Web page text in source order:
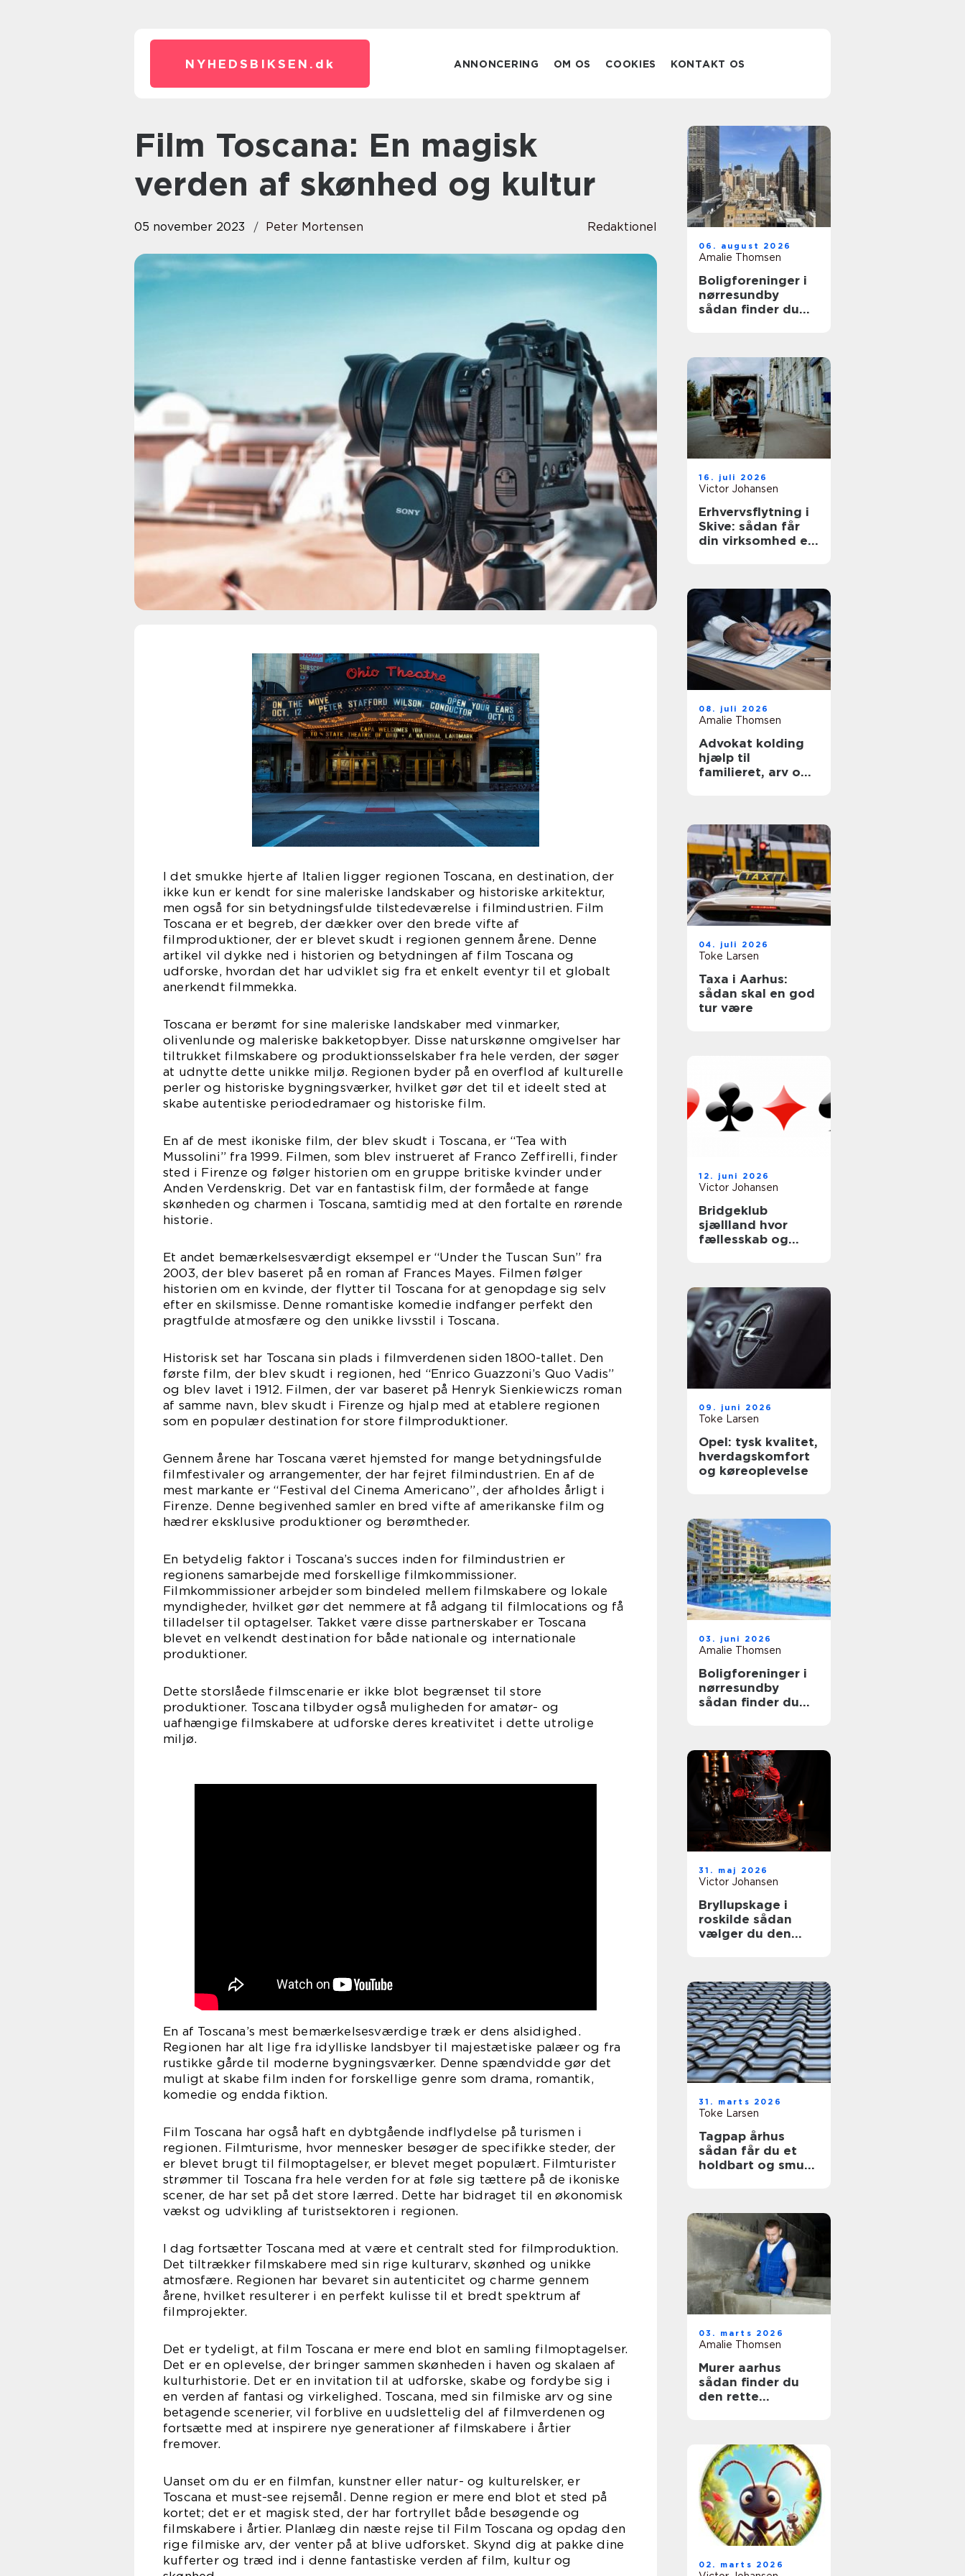
NYHEDSBIKSEN. dk ANNONCERING OM OS COOKIES KONTAKT OS
Film Toscana: En magisk
verden af skønhed og kultur
05 november 2023 Peter Mortensen Redaktionel
I det smukke hjerte af Italien ligger regionen Toscana, en destination, der
ikke kun er kendt for sine maleriske landskaber og historiske arkitektur,
men også for sin betydningsfulde tilstedeværelse i filmindustrien. Film
Toscana er et begreb, der dækker over den brede vifte af
filmproduktioner, der er blevet skudt i regionen gennem årene. Denne
artikel vil dykke ned i historien og betydningen af film Toscana og
udforske, hvordan det har udviklet sig fra et enkelt eventyr til et globalt
anerkendt filmmekka.
Toscana er berømt for sine maleriske landskaber med vinmarker,
olivenlunde og maleriske bakketopbyer. Disse naturskønne omgivelser har
tiltrukket filmskabere og produktionsselskaber fra hele verden, der søger
at udnytte dette unikke miljø. Regionen byder på en overflod af kulturelle
perler og historiske bygningsværker, hvilket gør det til et ideelt sted at
skabe autentiske periodedramaer og historiske film.
En af de mest ikoniske film, der blev skudt i Toscana, er “Tea with
Mussolini” fra 1999. Filmen, som blev instrueret af Franco Zeffirelli, finder
sted i Firenze og følger historien om en gruppe britiske kvinder under
Anden Verdenskrig. Det var en fantastisk film, der formåede at fange
skønheden og charmen i Toscana, samtidig med at den fortalte en rørende
historie.
Et andet bemærkelsesværdigt eksempel er “Under the Tuscan Sun” fra
2003, der blev baseret på en roman af Frances Mayes. Filmen følger
historien om en kvinde, der flytter til Toscana for at genopdage sig selv
efter en skilsmisse. Denne romantiske komedie indfanger perfekt den
pragtfulde atmosfære og den unikke livsstil i Toscana.
Historisk set har Toscana sin plads i filmverdenen siden 1800-tallet. Den
første film, der blev skudt i regionen, hed “Enrico Guazzoni’s Quo Vadis”
og blev lavet i 1912. Filmen, der var baseret på Henryk Sienkiewiczs roman
af samme navn, blev skudt i Firenze og hjalp med at etablere regionen
som en populær destination for store filmproduktioner.
Gennem årene har Toscana været hjemsted for mange betydningsfulde
filmfestivaler og arrangementer, der har fejret filmindustrien. En af de
mest markante er “Festival del Cinema Americano”, der afholdes årligt i
Firenze. Denne begivenhed samler en bred vifte af amerikanske film og
hædrer eksklusive produktioner og berømtheder.
En betydelig faktor i Toscana’s succes inden for filmindustrien er
regionens samarbejde med forskellige filmkommissioner.
Filmkommissioner arbejder som bindeled mellem filmskabere og lokale
myndigheder, hvilket gør det nemmere at få adgang til filmlocations og få
tilladelser til optagelser. Takket være disse partnerskaber er Toscana
blevet en velkendt destination for både nationale og internationale
produktioner.
Dette storslåede filmscenarie er ikke blot begrænset til store
produktioner. Toscana tilbyder også muligheden for amatør- og
uafhængige filmskabere at udforske deres kreativitet i dette utrolige
miljø.
En af Toscana’s mest bemærkelsesværdige træk er dens alsidighed.
Regionen har alt lige fra idylliske landsbyer til majestætiske palæer og fra
rustikke gårde til moderne bygningsværker. Denne spændvidde gør det
muligt at skabe film inden for forskellige genre som drama, romantik,
komedie og endda fiktion.
Film Toscana har også haft en dybtgående indflydelse på turismen i
regionen. Filmturisme, hvor mennesker besøger de specifikke steder, der
er blevet brugt til filmoptagelser, er blevet meget populært. Filmturister
strømmer til Toscana fra hele verden for at føle sig tættere på de ikoniske
scener, de har set på det store lærred. Dette har bidraget til en økonomisk
vækst og udvikling af turistsektoren i regionen.
I dag fortsætter Toscana med at være et centralt sted for filmproduktion.
Det tiltrækker filmskabere med sin rige kulturarv, skønhed og unikke
atmosfære. Regionen har bevaret sin autenticitet og charme gennem
årene, hvilket resulterer i en perfekt kulisse til et bredt spektrum af
filmprojekter.
Det er tydeligt, at film Toscana er mere end blot en samling filmoptagelser.
Det er en oplevelse, der bringer sammen skønheden i haven og skalaen af
kulturhistorie. Det er en invitation til at udforske, skabe og fordybe sig i
en verden af fantasi og virkelighed. Toscana, med sin filmiske arv og sine
betagende scenerier, vil forblive en uudslettelig del af filmverdenen og
fortsætte med at inspirere nye generationer af filmskabere i årtier
fremover.
Uanset om du er en filmfan, kunstner eller natur- og kulturelsker, er
Toscana et must-see rejsemål. Denne region er mere end blot et sted på
kortet; det er et magisk sted, der har fortryllet både besøgende og
filmskabere i årtier. Planlæg din næste rejse til Film Toscana og opdag den
rige filmiske arv, der venter på at blive udforsket. Skynd dig at pakke dine
kufferter og træd ind i denne fantastiske verden af film, kultur og
06. august 2026
Amalie Thomsen
Boligforeninger i
nørresundby
sådan finder du
16. juli 2026
Victor Johansen
Erhvervsflytning i
Skive: sådan får
din virksomhed en
08. juli 2026
Amalie Thomsen
Advokat kolding
hjælp til
familieret, arv og
04. juli 2026
Toke Larsen
Taxa i Aarhus:
sådan skal en god
tur være
12. juni 2026
Victor Johansen
Bridgeklub
sjællland hvor
fællesskab og
09. juni 2026
Toke Larsen
Opel: tysk kvalitet,
hverdagskomfort
og køreoplevelse
03. juni 2026
Amalie Thomsen
Boligforeninger i
nørresundby
sådan finder du
31. maj 2026
Victor Johansen
Bryllupskage i
roskilde sådan
vælger du den
31. marts 2026
Toke Larsen
Tagpap århus
sådan får du et
holdbart og smukt
03. marts 2026
Amalie Thomsen
Murer aarhus
sådan finder du
den rette
02. marts 2026